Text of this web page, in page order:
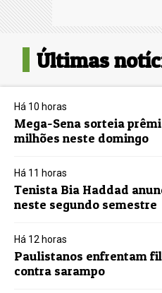
Últimas
Há 10 horas
Mega-Sena sorteia
milhões neste domingo
Há 11 horas
Tenista Bia Haddad
neste segundo semestre
Há 12 horas
Paulistanos enfrentam
contra sarampo